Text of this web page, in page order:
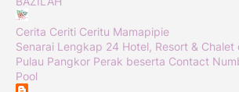
Cerita Ceriti Ceritu Mamapipie
Senarai Lengkap 24 Hotel, Resort & Chalet
Pulau Pangkor Perak beserta Contact
Pool